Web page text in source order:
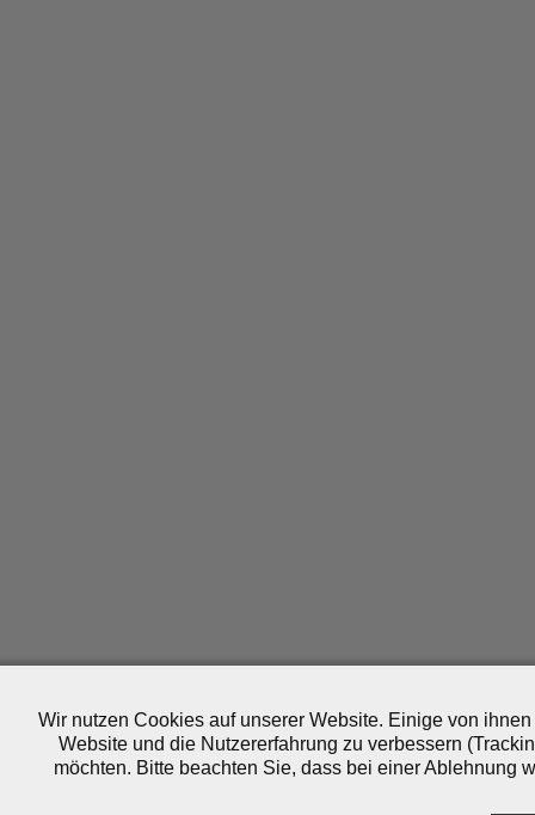
Wir nutzen Cookies auf unserer Website. Einige von
Website und die Nutzererfahrung zu verbessern
möchten. Bitte beachten Sie, dass bei einer Ablehnung